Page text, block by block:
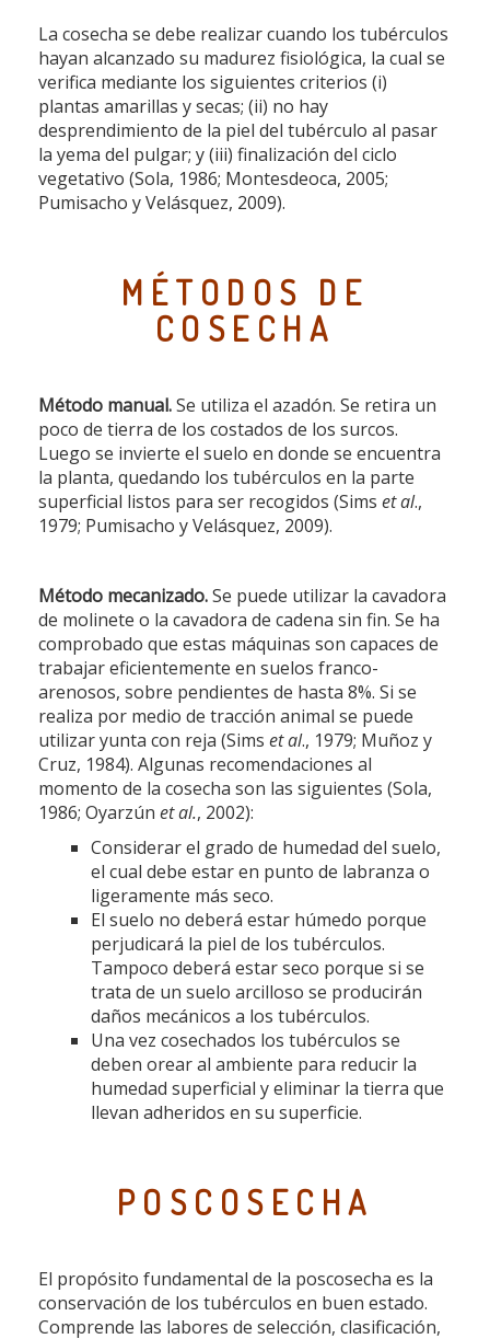
La cosecha se debe realizar cuando los tubérculos
hayan alcanzado su madurez fisiológica, la cual se
verifica mediante los siguientes criterios (i)
plantas amarillas y secas; (ii) no hay
desprendimiento de la piel del tubérculo al pasar
la yema del pulgar; y (iii) finalización del ciclo
vegetativo (Sola, 1986; Montesdeoca, 2005;
Pumisacho y Velásquez, 2009).
MÉTODOS DE
COSECHA
Método manual.Se utiliza el azadón. Se retira un
poco de tierra de los costados de los surcos.
Luego se invierte el suelo en donde se encuentra
la planta, quedando los tubérculos en la parte
superficial listos para ser recogidos (Sims et al.,
1979; Pumisacho y Velásquez, 2009).
Método mecanizado.Se puede utilizar la cavadora
de molinete o la cavadora de cadena sin fin. Se ha
comprobado que estas máquinas son capaces de
trabajar eficientemente en suelos franco-
arenosos, sobre pendientes de hasta 8%. Si se
realiza por medio de tracción animal se puede
utilizar yunta con reja (Sims et al., 1979; Muñoz y
Cruz, 1984). Algunas recomendaciones al
momento de la cosecha son las siguientes (Sola,
1986; Oyarzún et al., 2002):
Considerar el grado de humedad del suelo,
el cual debe estar en punto de labranza o
ligeramente más seco.
El suelo no deberá estar húmedo porque
perjudicará la piel de los tubérculos.
Tampoco deberá estar seco porque si se
trata de un suelo arcilloso se producirán
daños mecánicos a los tubérculos.
Una vez cosechados los tubérculos se
deben orear al ambiente para reducir la
humedad superficial y eliminar la tierra que
llevan adheridos en su superficie.
POSCOSECHA
El propósito fundamental de la poscosecha es la
conservación de los tubérculos en buen estado.
Comprende las labores de selección, clasificación,